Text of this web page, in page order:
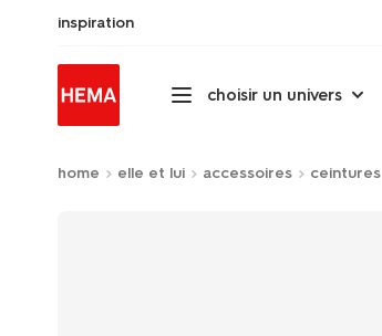
inspiration
choisir un univers
home elle et lui accessoires ceintures